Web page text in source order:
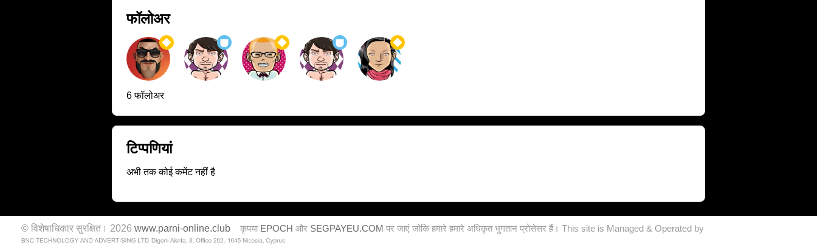
फॉलोअर
6 फॉलोअर
टिप्पणियां
अभी तक कोई कमेंट नहीं है
© विशेषाधिकार सुरक्षित। 2026 www.parni-online.club कृपया EPOCH और SEGPAYEU.COM पर जाएं जोकि हमारे हमारे अधिकृत भुगतान प्रोसेसर हैं। This site is Managed & Operated by